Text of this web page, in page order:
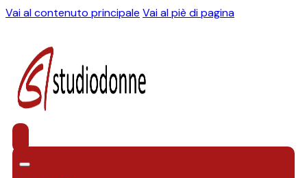
Vai al contenuto principale Vai al piè di pagina